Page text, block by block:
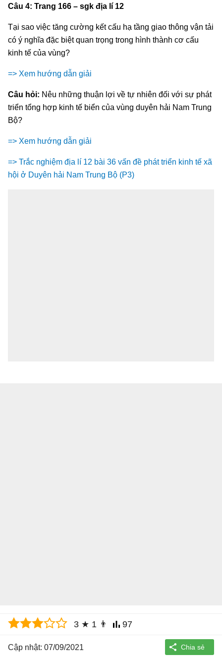
Câu 4: Trang 166 – sgk địa lí 12
Tại sao việc tăng cường kết cấu hạ tầng giao thông vận tải
có ý nghĩa đặc biệt quan trọng trong hình thành cơ cấu
kinh tế của vùng?
=> Xem hướng dẫn giải
Câu hỏi: Nêu những thuận lợi về tự nhiên đối với sự phát
triển tổng hợp kinh tế biển của vùng duyên hải Nam Trung
Bộ?
=> Xem hướng dẫn giải
=> Trắc nghiệm địa lí 12 bài 36 vấn đề phát triển kinh tế xã
hội ở Duyên hải Nam Trung Bộ (P3)
3 ★ 1 👨 97
Cập nhật: 07/09/2021